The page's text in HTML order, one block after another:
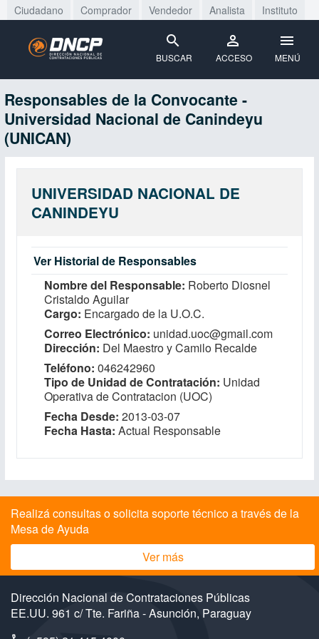
Ciudadano Comprador Vendedor Analista Instituto
BUSCAR ACCESO MENÚ
Responsables de la Convocante -
Universidad Nacional de Canindeyu
(UNICAN)
UNIVERSIDAD NACIONAL DE
CANINDEYU
Ver Historial de Responsables
Nombre del Responsable Roberto Diosnel
Cristaldo Aguilar
Cargo Encargado de la U.O.C.
Correo Electrónico unidad.uoc@gmail.com
Dirección Del Maestro y Camilo Recalde
Teléfono 046242960
Tipo de Unidad de Contratación Unidad
Operativa de Contratacion (UOC)
Fecha Desde 2013-03-07
Fecha Hasta Actual Responsable
Realizá consultas o solicita soporte técnico a través de la
Mesa de Ayuda
Ver más
Dirección Nacional de Contrataciones Públicas
EE.UU. 961 c/ Tte. Fariña - Asunción, Paraguay